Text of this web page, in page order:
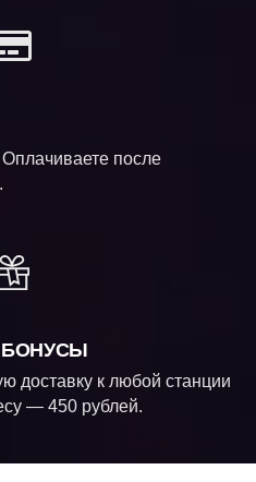
после
доставку к любой станции
— 450 рублей.